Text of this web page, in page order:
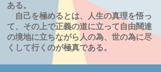
ある。
自己を極めるとは、
人生の真理を悟っ
て、その上で正義の道に立って自由闊達
の境地に立ちながら人の為、世の為に尽
くして行くのが極真である。